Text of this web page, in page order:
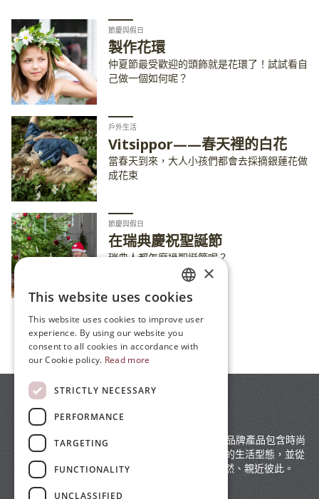
節慶與假日
製作花環
仲夏節最受歡迎的頭飾就是花環了！試試看自
己做一個如何呢？
戶外生活
Vitsippor——春天裡的白花
當春天到來，大人小孩們都會去採摘銀蓮花做
成花束
節慶與假日
在瑞典慶祝聖誕節
瑞典人都怎麼過聖誕節呢？
所有文章
源自瑞典生活哲學的家居品牌 moz (mozswe)，品牌產品包含時尚
服飾與日常生活用品——北歐設計營造一種輕鬆的生活型態，並從
瑞典的生活態度中汲取靈感，同時也貼近大自然、親近彼此。
ENGLISH
JP
ZH
×
This website uses cookies
This website uses cookies to improve user
experience. By using our website you
consent to all cookies in accordance with
our Cookie policy. Read more
STRICTLY NECESSARY
PERFORMANCE
TARGETING
FUNCTIONALITY
UNCLASSIFIED